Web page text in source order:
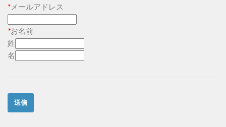
*メールアドレス
*お名前
姓
名